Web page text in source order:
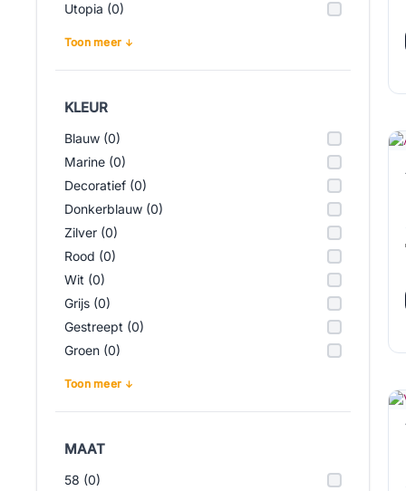
Utopia (0)
Toon meer
KLEUR
Blauw (0)
Marine (0)
Decoratief (0)
Donkerblauw (0)
Zilver (0)
Rood (0)
Wit (0)
Grijs (0)
Gestreept (0)
Groen (0)
Toon meer
MAAT
58 (0)